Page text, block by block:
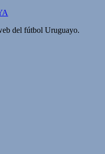
del fútbol Uruguayo.